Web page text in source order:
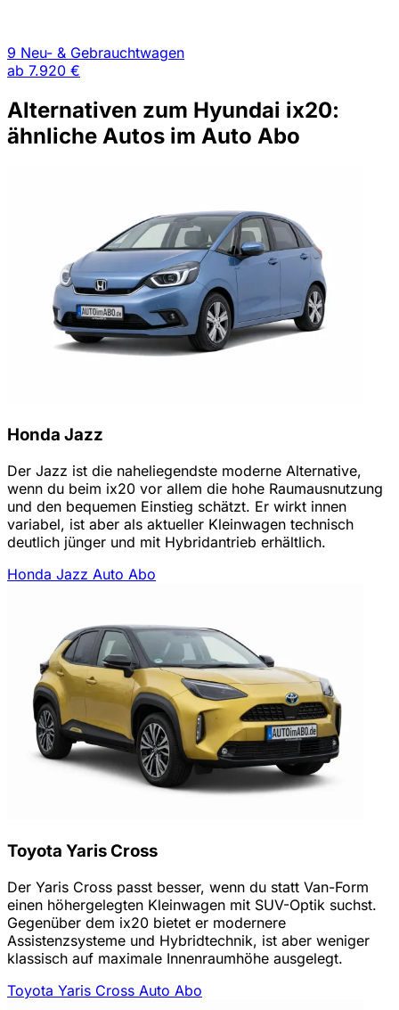
9 Neu- & Gebrauchtwagen
ab 7.920 €
Alternativen zum Hyundai ix20:
ähnliche Autos im Auto Abo
Honda Jazz
Der Jazz ist die naheliegendste moderne Alternative,
wenn du beim ix20 vor allem die hohe Raumausnutzung
und den bequemen Einstieg schätzt. Er wirkt innen
variabel, ist aber als aktueller Kleinwagen technisch
deutlich jünger und mit Hybridantrieb erhältlich.
Honda Jazz Auto Abo
Toyota Yaris Cross
Der Yaris Cross passt besser, wenn du statt Van-Form
einen höhergelegten Kleinwagen mit SUV-Optik suchst.
Gegenüber dem ix20 bietet er modernere
Assistenzsysteme und Hybridtechnik, ist aber weniger
klassisch auf maximale Innenraumhöhe ausgelegt.
Toyota Yaris Cross Auto Abo